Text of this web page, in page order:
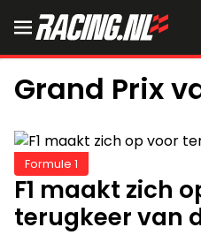
Grand Prix
Formule 1
F1 maakt zich
terugkeer van